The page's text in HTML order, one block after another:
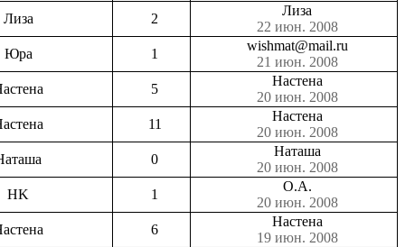
Лиза 2
Лиза
22 июн. 2008
Юра 1
wishmat@mail.ru
21 июн. 2008
5
Настена
20 июн. 2008
11
Настена
20 июн. 2008
0
Наташа
20 июн. 2008
HK 1
О.А.
20 июн. 2008
6
Настена
19 июн. 2008